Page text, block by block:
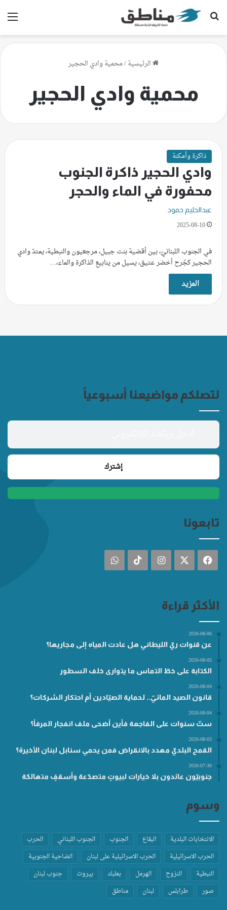
بحث عن
الرئيسية/محمية وادي الحجير
محمية وادي الحجير
ذاكرة وأمكنة
وادي الحجير ذاكرة الجنوب
محفورة في الماء والحجر
عبدالحليم حمود
2025-08-10
في الجنوب اللبنانيّ، بين أقضية بنت جبيل، مرجعيون والنبطية، يمتدّ وادي
الحجير كجُرح أخضر عتيق، يسيل من ينابيع الذاكرة والماء،…
المزيد
لتصلكم مواضيعنا أسبوعياً
تابعونا
فيسبوك انستقرام ‫TikTokواتساب
الأكثر قراءة
2026-08-06
عن قنوات ريّ الليطاني هل عادت المياه إلى مجاريها؟
2026-08-05
الكتابة على خطّ التماس ما يتوارى خلف السطور
2026-08-04
قانون الصيد المائيّ.. لحماية الصيّادين أم احتكار الشركات؟
2026-08-04
ستّ سنوات على الفاجعة فأين أضحى ملف انفجار المرفأ؟
2026-08-03
القمح البلديّ مهدد بالانقراض فمن يحمي سنابل لبنان الأخيرة؟
2026-07-30
جنوبيّون عائدون بلا خيارات لبيوتٍ متصدّعة وأسقفٍ متهالكة
وسوم
الانتخابات البلدية البقاع الجنوب الجنوب اللبناني
الحرب
الحرب الاسرائيلية
الحرب الاسرائيلية على لبنان
الضاحية الجنوبية
النبطية
النزوح الهرمل بعلبك بيروت
جنوب لبنان
صور
طرابلس لبنان مناطق